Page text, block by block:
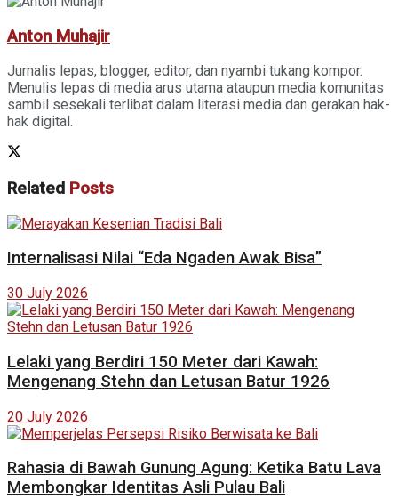
Anton Muhajir
Jurnalis lepas, blogger, editor, dan nyambi tukang kompor.
Menulis lepas di media arus utama ataupun media komunitas
sambil sesekali terlibat dalam literasi media dan gerakan hak-
hak digital.
Related Posts
Internalisasi Nilai “Eda Ngaden Awak Bisa”
30 July 2026
Lelaki yang Berdiri 150 Meter dari Kawah:
Mengenang Stehn dan Letusan Batur 1926
20 July 2026
Rahasia di Bawah Gunung Agung: Ketika Batu Lava
Membongkar Identitas Asli Pulau Bali